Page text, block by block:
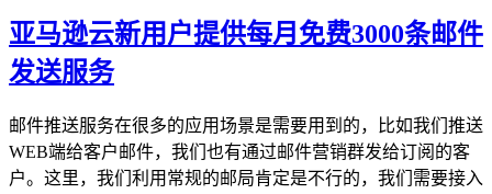
亚马逊云新用户提供每月免费3000条邮件
发送服务
邮件推送服务在很多的应用场景是需要用到的，比如我们推送
WEB端给客户邮件，我们也有通过邮件营销群发给订阅的客
户。这里，我们利用常规的邮局肯定是不行的，我们需要接入